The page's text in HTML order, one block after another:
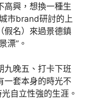
高興，想換一種生
市brand研討的上
假名）來過景德鎮
漂”。
九晚五、打卡下班
一套本身的時光不
自立性強的生涯。